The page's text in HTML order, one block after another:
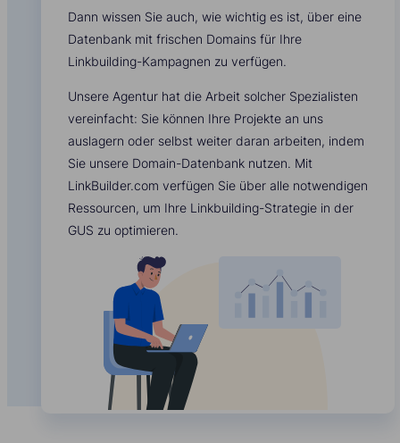
Dann wissen Sie auch, wie wichtig es ist, über eine
Datenbank mit frischen Domains für Ihre
Linkbuilding-Kampagnen zu verfügen.
Unsere Agentur hat die Arbeit solcher Spezialisten
vereinfacht: Sie können Ihre Projekte an uns
auslagern oder selbst weiter daran arbeiten, indem
Sie unsere Domain-Datenbank nutzen. Mit
LinkBuilder.com verfügen Sie über alle notwendigen
Ressourcen, um Ihre Linkbuilding-Strategie in der
GUS zu optimieren.